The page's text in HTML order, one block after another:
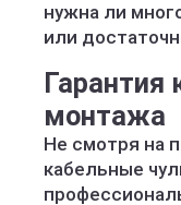
нужна ли
или
Гарантия
монтажа
Не смотря на
кабельные